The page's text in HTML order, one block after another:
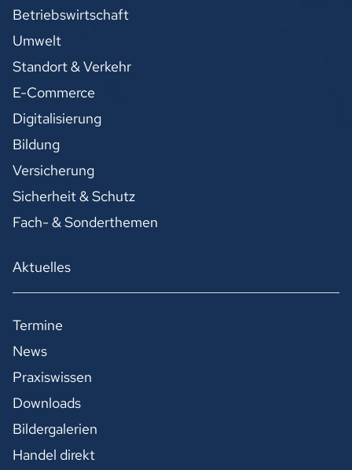
Betriebswirtschaft
Umwelt
Standort & Verkehr
E-Commerce
Digitalisierung
Bildung
Versicherung
Sicherheit & Schutz
Fach- & Sonderthemen
Aktuelles
Termine
News
Praxiswissen
Downloads
Bildergalerien
Handel direkt